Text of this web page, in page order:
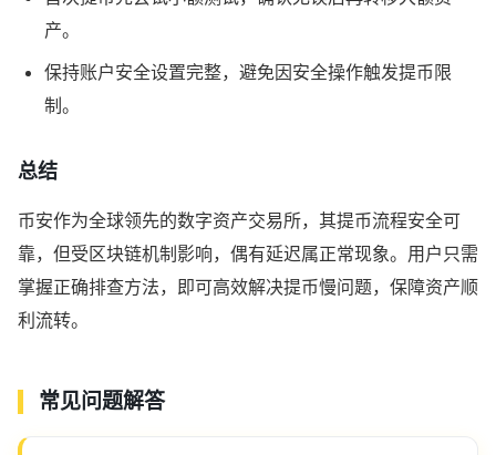
产。
保持账户安全设置完整，避免因安全操作触发提币限
制。
总结
币安作为全球领先的数字资产交易所，其提币流程安全可
靠，但受区块链机制影响，偶有延迟属正常现象。用户只需
掌握正确排查方法，即可高效解决提币慢问题，保障资产顺
利流转。
常见问题解答